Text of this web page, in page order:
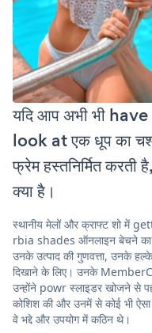
यदि आप अभी भी
look at एक धूप का
फ्रेम हस्तनिर्मित
क्या है।
स्थानीय मेलों और क्राफ्ट शो में
rbia shades ऑनलाइन बेचने का
उनके उत्पाद की गुणवत्ता, उनके
दिखाने के लिए। उनके
उन्होंने powr स्लाइडर खोजने
कोशिश की और उनमें से कोई भी
वे भद्दे और उपयोग में कठिन थे।